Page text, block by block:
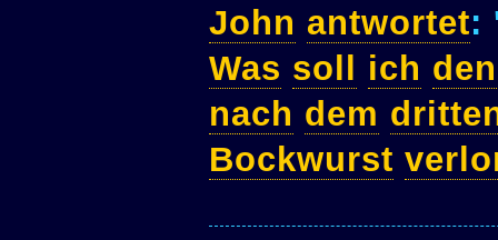
John antwortet:
Was soll ich
nach dem
Bockwurst